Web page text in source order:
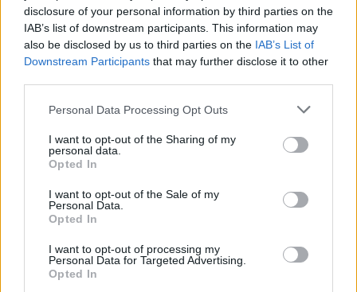
disclosure of your personal information by third parties on the
IAB’s list of downstream participants. This information may
also be disclosed by us to third parties on the IAB’s List of
Downstream Participants that may further disclose it to other
Personal Data Processing Opt Outs
I want to opt-out of the Sharing of my
personal data.
Opted In
I want to opt-out of the Sale of my
Personal Data.
Opted In
I want to opt-out of processing my
Personal Data for Targeted Advertising.
Opted In
usufruire di un pacchetto all inclusive, comprensivo di un
servizio che costerebbe molto di più se acquistato a parte.
questo caso facciamo riferimento ai canali TV a pagamento. In
promozione. Le promozioni hanno una durata in media
lunghissima (circa 82 mesi, quindi più di 6 anni).
basso rispetto ai pacchetti internet casa base (circa 63,88 euro),
dall’altro il modem in comodato è un salasso
circa 121,30 euro, già inclusi nel canone e da pagare in 48 mesi.
serviziTV inclusi dell’offerta hanno un valore medio di 13,64
euro al mese